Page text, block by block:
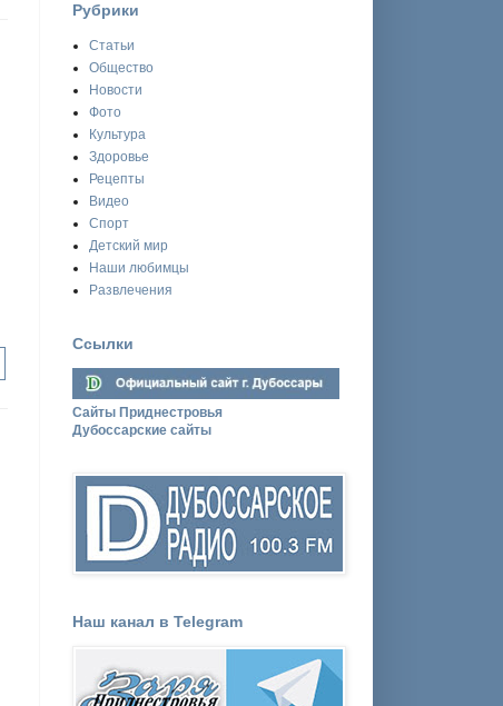
Рубрики
Статьи
Общество
Новости
Фото
Культура
Здоровье
Рецепты
Видео
Спорт
Детский мир
Наши любимцы
Развлечения
Ссылки
Сайты Приднестровья
Дубоссарские сайты
Наш канал в Telegram